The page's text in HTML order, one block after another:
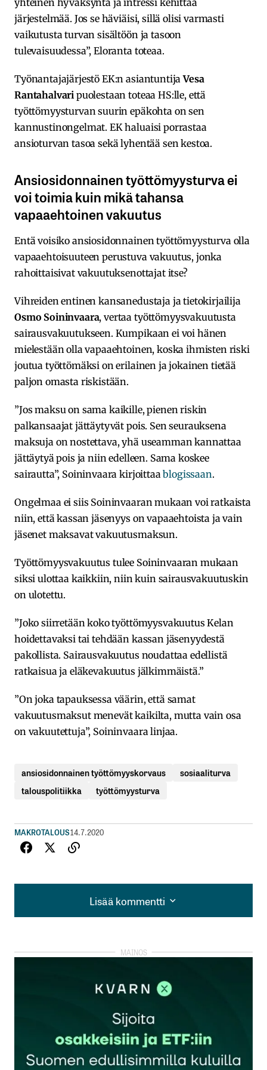
yhteinen hyväksyntä ja intressi kehittää
järjestelmää. Jos se häviäisi, sillä olisi varmasti
vaikutusta turvan sisältöön ja tasoon
tulevaisuudessa”, Eloranta toteaa.
Työnantajajärjestö EK:n asiantuntijaVesa
Rantahalvari puolestaan toteaa HS:lle, että
työttömyysturvan suurin epäkohta on sen
kannustinongelmat. EK haluaisi porrastaa
ansioturvan tasoa sekä lyhentää sen kestoa.
Ansiosidonnainen työttömyysturva ei
voi toimia kuin mikä tahansa
vapaaehtoinen vakuutus
Entä voisiko ansiosidonnainen työttömyysturva olla
vapaaehtoisuuteen perustuva vakuutus, jonka
rahoittaisivat vakuutuksenottajat itse?
Vihreiden entinen kansanedustaja ja tietokirjailija
Osmo Soininvaara, vertaa työttömyysvakuutusta
sairausvakuutukseen. Kumpikaan ei voi hänen
mielestään olla vapaaehtoinen, koska ihmisten riski
joutua työttömäksi on erilainen ja jokainen tietää
paljon omasta riskistään.
”Jos maksu on sama kaikille, pienen riskin
palkansaajat jättäytyvät pois. Sen seurauksena
maksuja on nostettava, yhä useamman kannattaa
jättäytyä pois ja niin edelleen. Sama koskee
sairautta”, Soininvaara kirjoittaablogissaan.
Ongelmaa ei siis Soininvaaran mukaan voi ratkaista
niin, että kassan jäsenyys on vapaaehtoista ja vain
jäsenet maksavat vakuutusmaksun.
Työttömyysvakuutus tulee Soininvaaran mukaan
siksi ulottaa kaikkiin, niin kuin sairausvakuutuskin
on ulotettu.
”Joko siirretään koko työttömyysvakuutus Kelan
hoidettavaksi tai tehdään kassan jäsenyydestä
pakollista. Sairausvakuutus noudattaa edellistä
ratkaisua ja eläkevakuutus jälkimmäistä.”
”On joka tapauksessa väärin, että samat
vakuutusmaksut menevät kaikilta, mutta vain osa
on vakuutettuja”, Soininvaara linjaa.
ansiosidonnainen työttömyyskorvaus
sosiaaliturva
talouspolitiikka
työttömyysturva
MAKROTALOUS14.7.2020
Lisää kommentti
Lisää kommentti
kirjautua
rekisteröityä